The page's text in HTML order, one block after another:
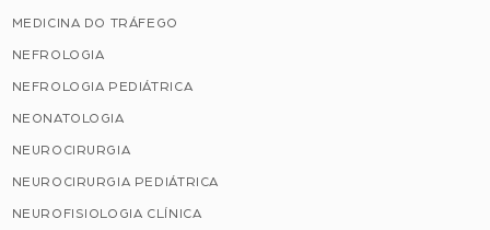
MEDICINA DO TRÁFEGO
NEFROLOGIA
NEFROLOGIA PEDIÁTRICA
NEONATOLOGIA
NEUROCIRURGIA
NEUROCIRURGIA PEDIÁTRICA
NEUROFISIOLOGIA CLÍNICA